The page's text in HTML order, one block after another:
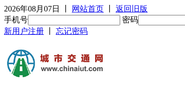
2026年08月07日 网站首页
返回旧版
手机号
密码
新用户注册
忘记密码